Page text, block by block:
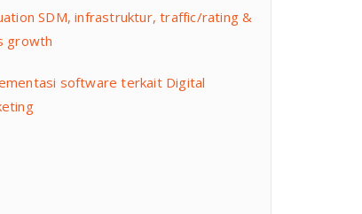
SDM, infrastruktur, traffic/rating &
growth
software terkait Digital